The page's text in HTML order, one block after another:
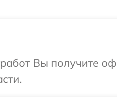
Вы получите